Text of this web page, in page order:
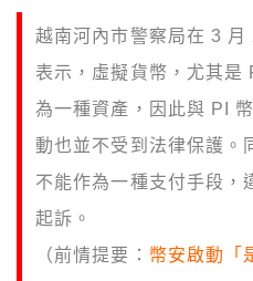
越南河內市警察局在 3
表示，虛擬貨幣，尤其是
為一種資產，因此與 PI
動也並不受到法律保護。
不能作為一種支付手段，
起訴。
（前情提要： 幣安啟動「